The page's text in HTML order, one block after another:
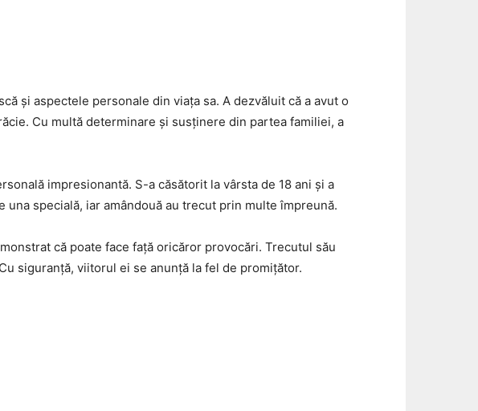
și aspectele personale din viața sa. A dezvăluit că a avut o
Cu multă determinare și susținere din partea familiei, a
impresionantă. S-a căsătorit la vârsta de 18 ani și a
una specială, iar amândouă au trecut prin multe împreună.
că poate face față oricăror provocări. Trecutul său
siguranță, viitorul ei se anunță la fel de promițător.